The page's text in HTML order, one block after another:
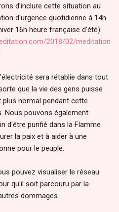
d'inclure cette situation au
d'urgence quotidienne à 14h
16h heure française d'été).
2018/02/meditation
sera rétablie dans tout
que la vie des gens puisse
normal pendant cette
Nous pouvons également
d'être purifié dans la Flamme
la paix et à aider à une
pour le peuple.
pouvez visualiser le réseau
qu'il soit parcouru par la
dommages.